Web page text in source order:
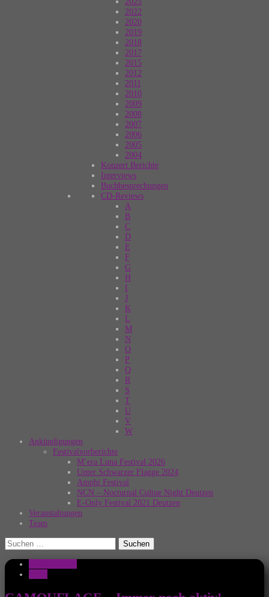
2022
2020
2019
2018
2017
2015
2012
2011
2010
2009
2008
2007
2006
2005
2004
Konzert Berichte
Interviews
Buchbesprechungen
CD-Reviews
A
B
C
D
E
F
G
H
I
J
K
L
M
N
O
P
Q
R
S
T
U
V
W
Ankündigungen
Festivalvorberichte
M’era Luna Festival 2026
Unter Schwarzer Flagge 2024
Amphi Festival
NCN – Nocturnal Cultue Night Deutzen
E-Only Festival 2021 Deutzen
Veranstaltungen
Team
Suchen
nach: